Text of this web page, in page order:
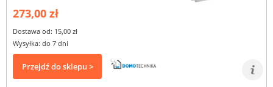
273,00 zł
Dostawa od: 15,00 zł
Wysyłka: do 7 dni
Przejdź do sklepu >